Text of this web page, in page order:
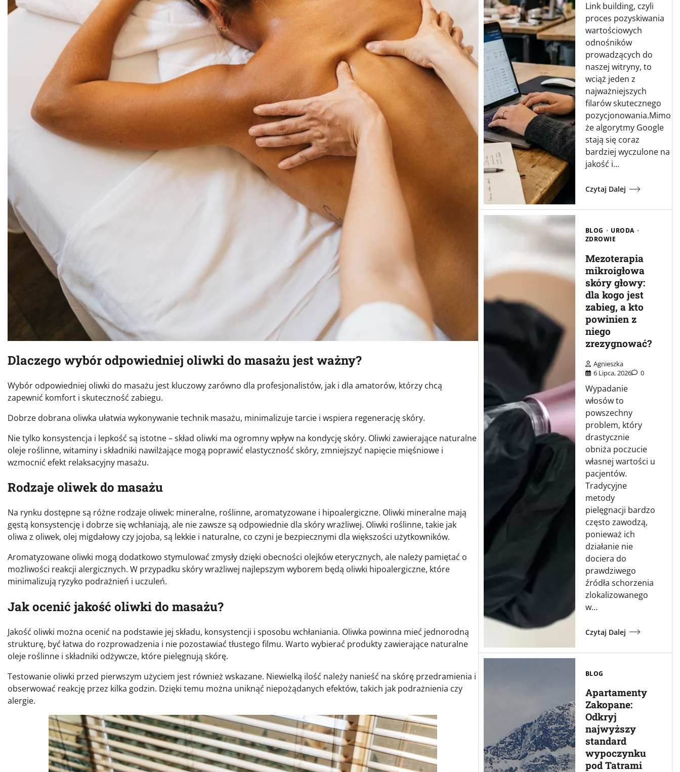
Dlaczego wybór odpowiedniej oliwki do masażu jest ważny?
Wybór odpowiedniej oliwki do masażu jest kluczowy zarówno dla profesjonalistów, jak i dla amatorów, którzy chcą
zapewnić komfort i skuteczność zabiegu.
Dobrze dobrana oliwka ułatwia wykonywanie technik masażu, minimalizuje tarcie i wspiera regenerację skóry.
Nie tylko konsystencja i lepkość są istotne – skład oliwki ma ogromny wpływ na kondycję skóry. Oliwki zawierające naturalne
oleje roślinne, witaminy i składniki nawilżające mogą poprawić elastyczność skóry, zmniejszyć napięcie mięśniowe i
wzmocnić efekt relaksacyjny masażu.
Rodzaje oliwek do masażu
Na rynku dostępne są różne rodzaje oliwek: mineralne, roślinne, aromatyzowane i hipoalergiczne. Oliwki mineralne mają
gęstą konsystencję i dobrze się wchłaniają, ale nie zawsze są odpowiednie dla skóry wrażliwej. Oliwki roślinne, takie jak
oliwa z oliwek, olej migdałowy czy jojoba, są lekkie i naturalne, co czyni je bezpiecznymi dla większości użytkowników.
Aromatyzowane oliwki mogą dodatkowo stymulować zmysły dzięki obecności olejków eterycznych, ale należy pamiętać o
możliwości reakcji alergicznych. W przypadku skóry wrażliwej najlepszym wyborem będą oliwki hipoalergiczne, które
minimalizują ryzyko podrażnień i uczuleń.
Jak ocenić jakość oliwki do masażu?
Jakość oliwki można ocenić na podstawie jej składu, konsystencji i sposobu wchłaniania. Oliwka powinna mieć jednorodną
strukturę, być łatwa do rozprowadzenia i nie pozostawiać tłustego filmu. Warto wybierać produkty zawierające naturalne
oleje roślinne i składniki odżywcze, które pielęgnują skórę.
Testowanie oliwki przed pierwszym użyciem jest również wskazane. Niewielką ilość należy nanieść na skórę przedramienia i
obserwować reakcję przez kilka godzin. Dzięki temu można uniknąć niepożądanych efektów, takich jak podrażnienia czy
alergie.
Link building, czyli
proces pozyskiwania
wartościowych
odnośników
prowadzących do
naszej witryny, to
wciąż jeden z
najważniejszych
filarów skutecznego
pozycjonowania.Mimo
że algorytmy Google
stają się coraz
bardziej wyczulone na
jakość i…
Czytaj Dalej
BLOG
URODA
ZDROWIE
Mezoterapia
mikroigłowa
skóry głowy:
dla kogo jest
zabieg, a kto
powinien z
niego
zrezygnować?
Agnieszka
6 Lipca, 2026
0
Wypadanie
włosów to
powszechny
problem, który
drastycznie
obniża poczucie
własnej wartości u
pacjentów.
Tradycyjne
metody
pielęgnacji bardzo
często zawodzą,
ponieważ ich
działanie nie
dociera do
prawdziwego
źródła schorzenia
zlokalizowanego
w…
Czytaj Dalej
BLOG
Apartamenty
Zakopane:
Odkryj
najwyższy
standard
wypoczynku
pod Tatrami